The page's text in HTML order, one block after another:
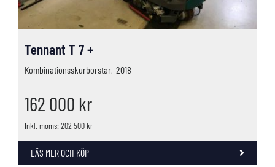
Tennant T 7 +
Kombinationsskurborstar, 2018
162 000 kr
Inkl. moms: 202 500 kr
LÄS MER OCH KÖP